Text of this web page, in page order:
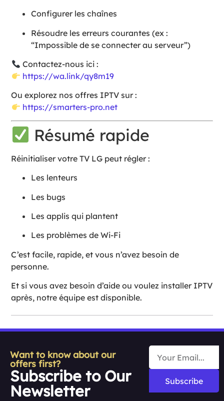
Configurer les chaînes
Résoudre les erreurs courantes (ex :
“Impossible de se connecter au serveur”)
Contactez-nous ici :
https://wa.link/qy8m19
Ou explorez nos offres IPTV sur :
https://smarters-pro.net
Résumé rapide
Réinitialiser votre TV LG peut régler :
Les lenteurs
Les bugs
Les applis qui plantent
Les problèmes de Wi-Fi
C’est facile, rapide, et vous n’avez besoin de
personne.
Et si vous avez besoin d’aide ou voulez installer IPTV
après, notre équipe est disponible.
Want to know about our
offers first?
Subscribe to Our
Newsletter
Subscribe